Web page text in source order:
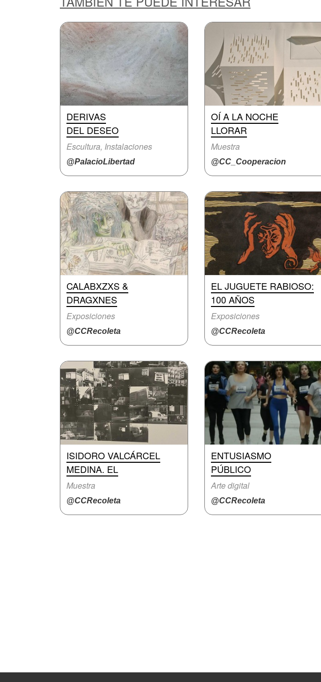
DERIVAS
DEL DESEO
Escultura, Instalaciones
@PalacioLibertad
OÍ A LA NOCHE
LLORAR
Muestra
@CC_Cooperacion
CALABXZXS &
DRAGXNES
Exposiciones
@CCRecoleta
EL JUGUETE RABIOSO:
100 AÑOS
Exposiciones
@CCRecoleta
ISIDORO VALCÁRCEL
MEDINA. EL
Muestra
@CCRecoleta
ENTUSIASMO
PÚBLICO
Arte digital
@CCRecoleta